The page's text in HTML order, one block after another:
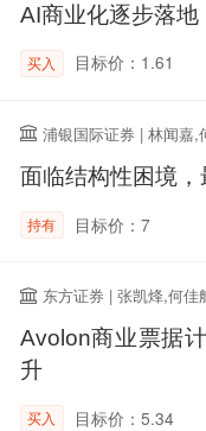
AI商业化逐步落
买入 目标价：1.61
浦银国际证券 | 林闻嘉,
面临结构性困境
持有 目标价：7
东方证券 | 张凯烽,何佳
Avolon商业票据
升
买入 目标价：5.34